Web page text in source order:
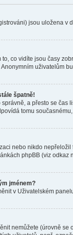
jsou uložena v
co vidíte jsou časy
uživatelům
špatně!
a přesto se
tomu
nebo nikdo
phpBB (viz odkaz
jménem?
v Uživatelském
nemůžete (úrovně